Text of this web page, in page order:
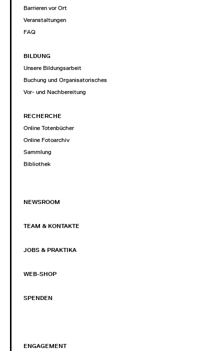
Barrieren vor Ort
Veranstaltungen
FAQ
BILDUNG
Unsere Bildungsarbeit
Buchung und Organisatorisches
Vor- und Nachbereitung
RECHERCHE
Online Totenbücher
Online Fotoarchiv
Sammlung
Bibliothek
NEWSROOM
TEAM & KONTAKTE
JOBS & PRAKTIKA
WEB-SHOP
SPENDEN
ENGAGEMENT